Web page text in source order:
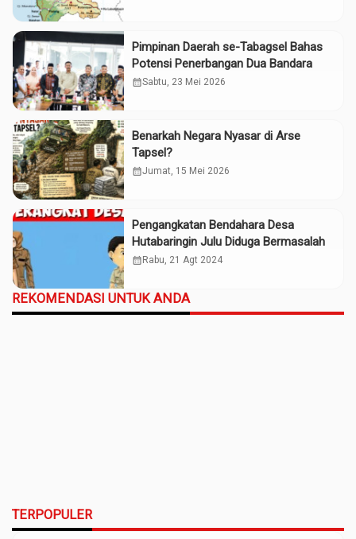
Pimpinan Daerah se-Tabagsel Bahas
Potensi Penerbangan Dua Bandara
calendar_monthSabtu, 23 Mei 2026
Benarkah Negara Nyasar di Arse
Tapsel?
calendar_monthJumat, 15 Mei 2026
Pengangkatan Bendahara Desa
Hutabaringin Julu Diduga Bermasalah
calendar_month Rabu, 21 Agt 2024
REKOMENDASI UNTUK ANDA
TERPOPULER